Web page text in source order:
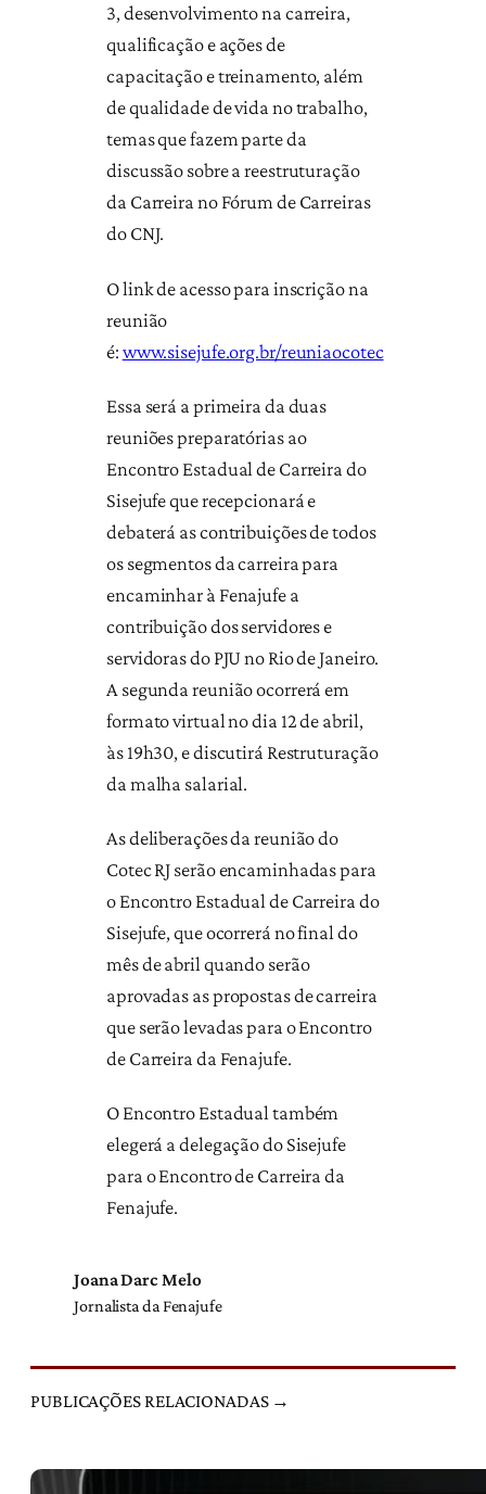
3, desenvolvimento na carreira,
qualificação e ações de
capacitação e treinamento, além
de qualidade de vida no trabalho,
temas que fazem parte da
discussão sobre a reestruturação
da Carreira no Fórum de Carreiras
do CNJ.
O link de acesso para inscrição na
reunião
é:www.sisejufe.org.br/reuniaocotec
Essa será a primeira da duas
reuniões preparatórias ao
Encontro Estadual de Carreira do
Sisejufe que recepcionará e
debaterá as contribuições de todos
os segmentos da carreira para
encaminhar à Fenajufe a
contribuição dos servidores e
servidoras do PJU no Rio de Janeiro.
A segunda reunião ocorrerá em
formato virtual no dia 12 de abril,
às 19h30, e discutirá Restruturação
da malha salarial.
As deliberações da reunião do
Cotec RJ serão encaminhadas para
o Encontro Estadual de Carreira do
Sisejufe, que ocorrerá no final do
mês de abril quando serão
aprovadas as propostas de carreira
que serão levadas para o Encontro
de Carreira da Fenajufe.
O Encontro Estadual também
elegerá a delegação do Sisejufe
para o Encontro de Carreira da
Fenajufe.
Joana Darc Melo
Jornalista da Fenajufe
PUBLICAÇÕES RELACIONADAS →